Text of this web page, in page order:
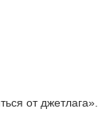
от